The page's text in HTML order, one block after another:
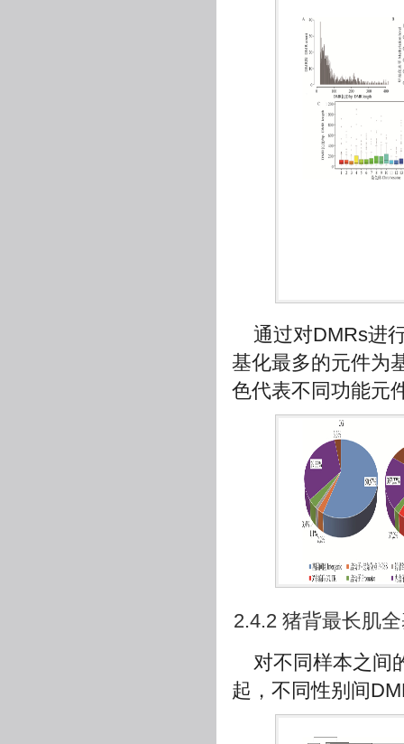
通过对DMRs进
基化最多的元件为
色代表不同功能元
2.4.2 猪背最长肌
对不同样本之间
起，不同性别间